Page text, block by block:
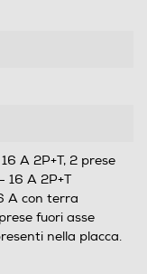
A 2P+T, 2 prese
16 A 2P+T
A con terra
fuori asse
nella placca.